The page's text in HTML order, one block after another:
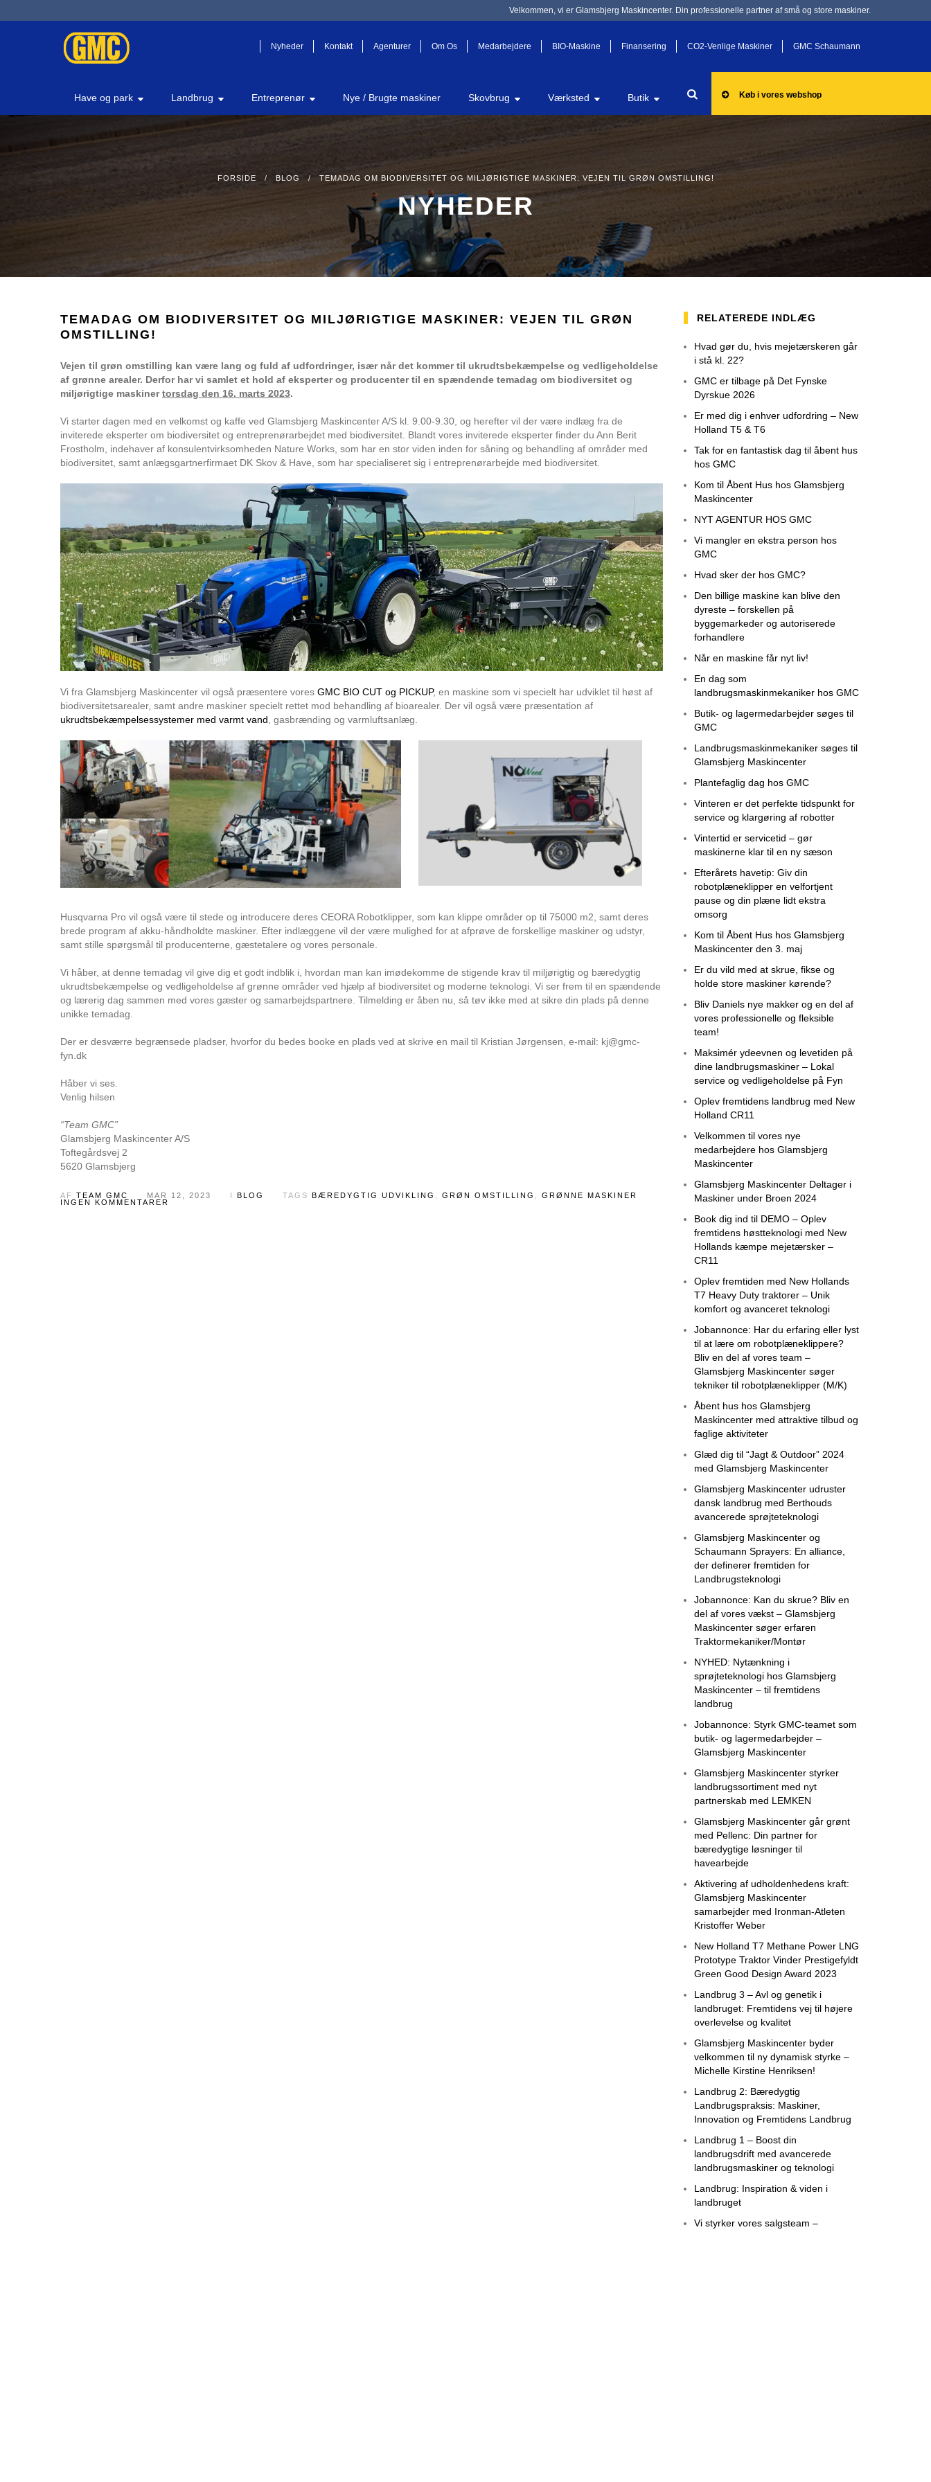
Velkommen, vi er Glamsbjerg Maskincenter. Din professionelle partner af små og store maskiner.
Nyheder Kontakt Agenturer Om Os Medarbejdere BIO-Maskine Finansering CO2-Venlige Maskiner GMC Schaumann
Have og park Landbrug Entreprenør Nye / Brugte maskiner Skovbrug Værksted Butik Køb i vores webshop
FORSIDE / BLOG / TEMADAG OM BIODIVERSITET OG MILJØRIGTIGE MASKINER: VEJEN TIL GRØN OMSTILLING!
NYHEDER
TEMADAG OM BIODIVERSITET OG MILJØRIGTIGE MASKINER: VEJEN TIL GRØN
OMSTILLING!
Vejen til grøn omstilling kan være lang og fuld af udfordringer, især når det kommer til ukrudtsbekæmpelse og vedligeholdelse
af grønne arealer. Derfor har vi samlet et hold af eksperter og producenter til en spændende temadag om biodiversitet og
miljørigtige maskinertorsdag den 16. marts 2023.
Vi starter dagen med en velkomst og kaffe ved Glamsbjerg Maskincenter A/S kl. 9.00-9.30, og herefter vil der være indlæg fra de
inviterede eksperter om biodiversitet og entreprenørarbejdet med biodiversitet. Blandt vores inviterede eksperter finder du Ann Berit
Frostholm, indehaver af konsulentvirksomheden Nature Works, som har en stor viden inden for såning og behandling af områder med
biodiversitet, samt anlægsgartnerfirmaet DK Skov & Have, som har specialiseret sig i entreprenørarbejde med biodiversitet.
Vi fra Glamsbjerg Maskincenter vil også præsentere vores GMC BIO CUT og PICKUP, en maskine som vi specielt har udviklet til høst af
biodiversitetsarealer, samt andre maskiner specielt rettet mod behandling af bioarealer. Der vil også være præsentation af
ukrudtsbekæmpelsessystemer med varmt vand, gasbrænding og varmluftsanlæg.
Husqvarna Pro vil også være til stede og introducere deres CEORA Robotklipper, som kan klippe områder op til 75000 m2, samt deres
brede program af akku-håndholdte maskiner. Efter indlæggene vil der være mulighed for at afprøve de forskellige maskiner og udstyr,
samt stille spørgsmål til producenterne, gæstetalere og vores personale.
Vi håber, at denne temadag vil give dig et godt indblik i, hvordan man kan imødekomme de stigende krav til miljørigtig og bæredygtig
ukrudtsbekæmpelse og vedligeholdelse af grønne områder ved hjælp af biodiversitet og moderne teknologi. Vi ser frem til en spændende
og lærerig dag sammen med vores gæster og samarbejdspartnere. Tilmelding er åben nu, så tøv ikke med at sikre din plads på denne
unikke temadag.
Der er desværre begrænsede pladser, hvorfor du bedes booke en plads ved at skrive en mail til Kristian Jørgensen, e-mail: kj@gmc-
fyn.dk
Håber vi ses.
Venlig hilsen
“Team GMC”
Glamsbjerg Maskincenter A/S
Toftegårdsvej 2
5620 Glamsbjerg
AF TEAM GMC MAR 12, 2023 I BLOG TAGS BÆREDYGTIG UDVIKLING GRØN OMSTILLING
GRØNNE MASKINER
INGEN KOMMENTARER
RELATEREDE INDLÆG
Hvad gør du, hvis mejetærskeren går
i stå kl. 22?
GMC er tilbage på Det Fynske
Dyrskue 2026
Er med dig i enhver udfordring – New
Holland T5 & T6
Tak for en fantastisk dag til åbent hus
hos GMC
Kom til Åbent Hus hos Glamsbjerg
Maskincenter
NYT AGENTUR HOS GMC
Vi mangler en ekstra person hos
GMC
Hvad sker der hos GMC?
Den billige maskine kan blive den
dyreste – forskellen på
byggemarkeder og autoriserede
forhandlere
Når en maskine får nyt liv!
En dag som
landbrugsmaskinmekaniker hos GMC
Butik- og lagermedarbejder søges til
GMC
Landbrugsmaskinmekaniker søges til
Glamsbjerg Maskincenter
Plantefaglig dag hos GMC
Vinteren er det perfekte tidspunkt for
service og klargøring af robotter
Vintertid er servicetid – gør
maskinerne klar til en ny sæson
Efterårets havetip: Giv din
robotplæneklipper en velfortjent
pause og din plæne lidt ekstra
omsorg
Kom til Åbent Hus hos Glamsbjerg
Maskincenter den 3. maj
Er du vild med at skrue, fikse og
holde store maskiner kørende?
Bliv Daniels nye makker og en del af
vores professionelle og fleksible
team!
Maksimér ydeevnen og levetiden på
dine landbrugsmaskiner – Lokal
service og vedligeholdelse på Fyn
Oplev fremtidens landbrug med New
Holland CR11
Velkommen til vores nye
medarbejdere hos Glamsbjerg
Maskincenter
Glamsbjerg Maskincenter Deltager i
Maskiner under Broen 2024
Book dig ind til DEMO – Oplev
fremtidens høstteknologi med New
Hollands kæmpe mejetærsker –
CR11
Oplev fremtiden med New Hollands
T7 Heavy Duty traktorer – Unik
komfort og avanceret teknologi
Jobannonce: Har du erfaring eller lyst
til at lære om robotplæneklippere?
Bliv en del af vores team –
Glamsbjerg Maskincenter søger
tekniker til robotplæneklipper (M/K)
Åbent hus hos Glamsbjerg
Maskincenter med attraktive tilbud og
faglige aktiviteter
Glæd dig til “Jagt & Outdoor” 2024
med Glamsbjerg Maskincenter
Glamsbjerg Maskincenter udruster
dansk landbrug med Berthouds
avancerede sprøjteteknologi
Glamsbjerg Maskincenter og
Schaumann Sprayers: En alliance,
der definerer fremtiden for
Landbrugsteknologi
Jobannonce: Kan du skrue? Bliv en
del af vores vækst – Glamsbjerg
Maskincenter søger erfaren
Traktormekaniker/Montør
NYHED: Nytænkning i
sprøjteteknologi hos Glamsbjerg
Maskincenter – til fremtidens
landbrug
Jobannonce: Styrk GMC-teamet som
butik- og lagermedarbejder –
Glamsbjerg Maskincenter
Glamsbjerg Maskincenter styrker
landbrugssortiment med nyt
partnerskab med LEMKEN
Glamsbjerg Maskincenter går grønt
med Pellenc: Din partner for
bæredygtige løsninger til
havearbejde
Aktivering af udholdenhedens kraft:
Glamsbjerg Maskincenter
samarbejder med Ironman-Atleten
Kristoffer Weber
New Holland T7 Methane Power LNG
Prototype Traktor Vinder Prestigefyldt
Green Good Design Award 2023
Landbrug 3 – Avl og genetik i
landbruget: Fremtidens vej til højere
overlevelse og kvalitet
Glamsbjerg Maskincenter byder
velkommen til ny dynamisk styrke –
Michelle Kirstine Henriksen!
Landbrug 2: Bæredygtig
Landbrugspraksis: Maskiner,
Innovation og Fremtidens Landbrug
Landbrug 1 – Boost din
landbrugsdrift med avancerede
landbrugsmaskiner og teknologi
Landbrug: Inspiration & viden i
landbruget
Vi styrker vores salgsteam –